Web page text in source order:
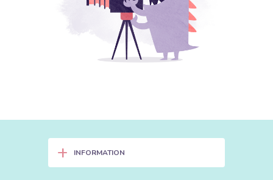
+ INFORMATION